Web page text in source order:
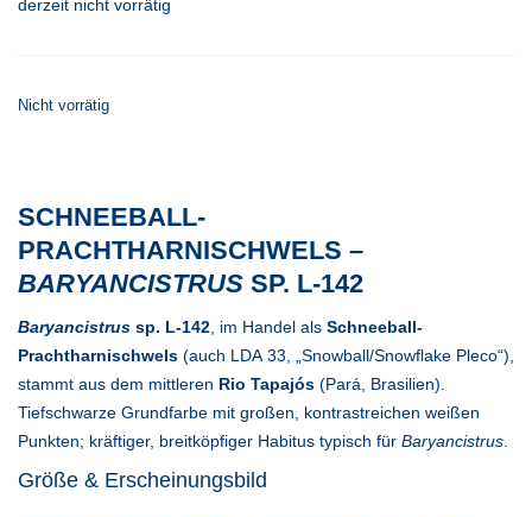
derzeit nicht vorrätig
Nicht vorrätig
SCHNEEBALL-
PRACHTHARNISCHWELS –
BARYANCISTRUS SP. L-142
Baryancistrus sp. L-142 , im Handel als Schneeball-
Prachtharnischwels (auch LDA 33, „Snowball/Snowflake Pleco“),
stammt aus dem mittleren Rio Tapajós (Pará, Brasilien).
Tiefschwarze Grundfarbe mit großen, kontrastreichen weißen
Punkten; kräftiger, breitköpfiger Habitus typisch für Baryancistrus
Größe & Erscheinungsbild